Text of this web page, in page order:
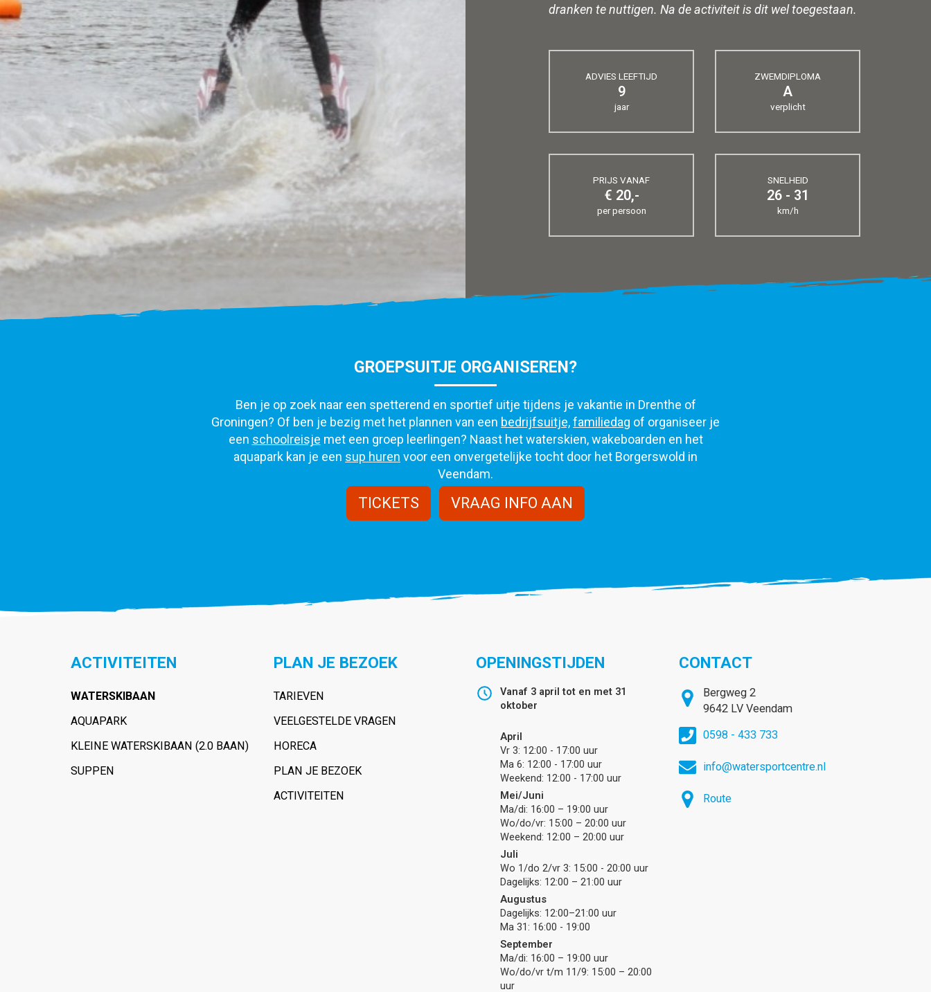
dranken te nuttigen. Na de activiteit is dit wel toegestaan.
ADVIES LEEFTIJD
9
jaar
ZWEMDIPLOMA
A
verplicht
PRIJS VANAF
€ 20,-
per persoon
SNELHEID
26 - 31
km/h
GROEPSUITJE ORGANISEREN?
Ben je op zoek naar een spetterend en sportief uitje tijdens je vakantie in Drenthe of
Groningen? Of ben je bezig met het plannen van een bedrijfsuitje,familiedag of organiseer je
een schoolreisje met een groep leerlingen? Naast het waterskien, wakeboarden en het
aquapark kan je een sup huren voor een onvergetelijke tocht door het Borgerswold in
Veendam.
TICKETS VRAAG INFO AAN
ACTIVITEITEN
WATERSKIBAAN
AQUAPARK
KLEINE WATERSKIBAAN (2.0 BAAN)
SUPPEN
PLAN JE BEZOEK
TARIEVEN
VEELGESTELDE VRAGEN
HORECA
PLAN JE BEZOEK
ACTIVITEITEN
OPENINGSTIJDEN
Vanaf 3 april tot en met 31
oktober
April
Vr 3: 12:00 - 17:00 uur
Ma 6: 12:00 - 17:00 uur
Weekend: 12:00 - 17:00 uur
Mei/Juni
Ma/di: 16:00 – 19:00 uur
Wo/do/vr: 15:00 – 20:00 uur
Weekend: 12:00 – 20:00 uur
Juli
Wo 1/do 2/vr 3: 15:00 - 20:00 uur
Dagelijks: 12:00 – 21:00 uur
Augustus
Dagelijks: 12:00–21:00 uur
Ma 31: 16:00 - 19:00
September
Ma/di: 16:00 – 19:00 uur
Wo/do/vr t/m 11/9: 15:00 – 20:00
uur
CONTACT
Bergweg 2
9642 LV Veendam
0598 - 433 733
info@watersportcentre.nl
Route